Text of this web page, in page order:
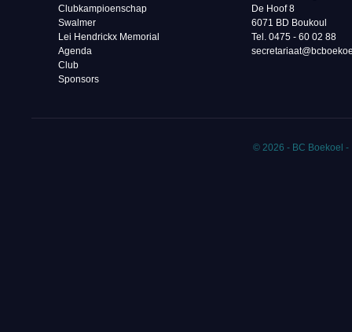
Clubkampioenschap
Swalmer
Lei Hendrickx Memorial
Agenda
Club
Sponsors
De Hoof 8
6071 BD Boukoul
Tel. 0475 - 60 02 88‬
© 2026 - BC Boekoel